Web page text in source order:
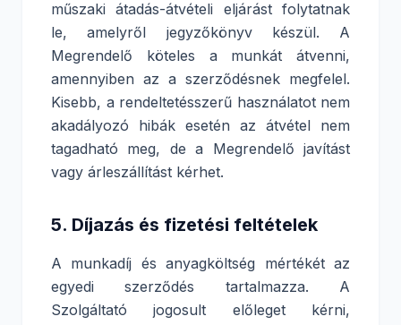
műszaki átadás-átvételi eljárást folytatnak
le, amelyről jegyzőkönyv készül. A
Megrendelő köteles a munkát átvenni,
amennyiben az a szerződésnek megfelel.
Kisebb, a rendeltetésszerű használatot nem
akadályozó hibák esetén az átvétel nem
tagadható meg, de a Megrendelő javítást
vagy árleszállítást kérhet.
5. Díjazás és fizetési feltételek
A munkadíj és anyagköltség mértékét az
egyedi szerződés tartalmazza. A
Szolgáltató jogosult előleget kérni,